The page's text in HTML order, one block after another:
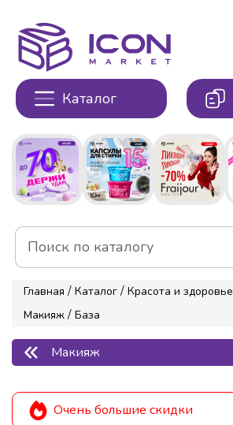
Каталог
Главная / Каталог / Красота и здоровье
Макияж / База
Макияж
Очень большие скидки